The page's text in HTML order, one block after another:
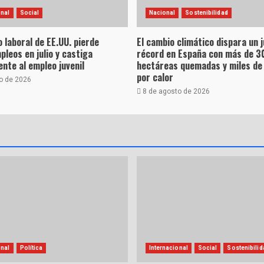
Social
laboral de EE.UU. pierde
en julio y castiga
al empleo juvenil
de 2026
Nacional Sostenibilidad
El cambio climático dispara un
récord en España con más de
hectáreas quemadas y miles
por calor
8 de agosto de 2026
Política Internacional Social